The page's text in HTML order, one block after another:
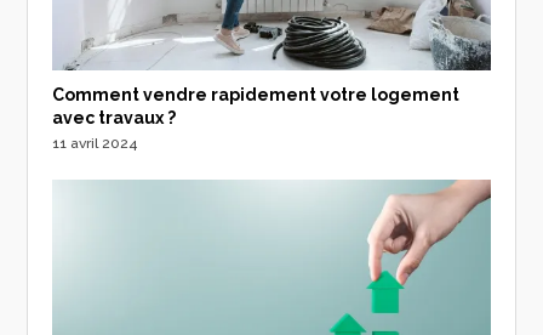
Comment vendre rapidement votre logement
avec travaux ?
11 avril 2024